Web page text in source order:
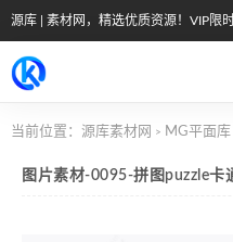
源库 | 素材网，精选优质资源！VIP限
当前位置： 源库素材网 > MG平面库
图片素材-0095-拼图puzzle卡